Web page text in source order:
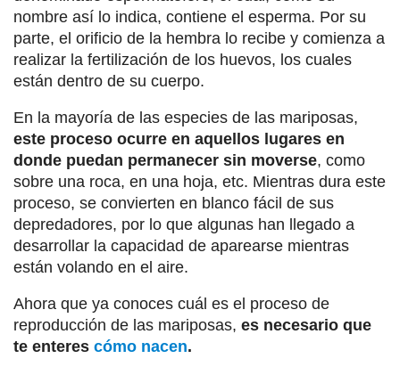
nombre así lo indica, contiene el esperma. Por su
parte, el orificio de la hembra lo recibe y comienza a
realizar la fertilización de los huevos, los cuales
están dentro de su cuerpo.
En la mayoría de las especies de las mariposas,
este proceso ocurre en aquellos lugares en
donde puedan permanecer sin moverse, como
sobre una roca, en una hoja, etc. Mientras dura este
proceso, se convierten en blanco fácil de sus
depredadores, por lo que algunas han llegado a
desarrollar la capacidad de aparearse mientras
están volando en el aire.
Ahora que ya conoces cuál es el proceso de
reproducción de las mariposas, es necesario que
te enteres cómo nacen.